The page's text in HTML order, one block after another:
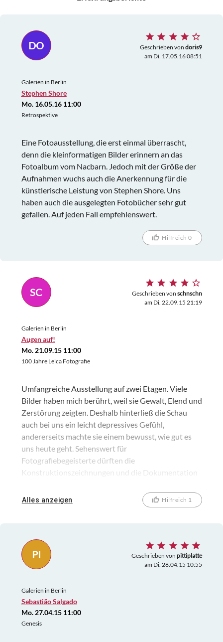
DO Geschrieben von doris9
am Di. 17.05.16 08:51
Galerien in Berlin
Stephen Shore
Mo. 16.05.16 11:00
Retrospektive
Eine Fotoausstellung, die erst einmal überrascht,
denn die kleinformatigen Bilder erinnern an das
Fotoalbum vom Nacbarn. Jedoch mit der Größe der
Aufnahmen wuchs auch die Anerkennung für die
künstlerische Leistung von Stephen Shore. Uns
haben auch die ausgelegten Fotobücher sehr gut
gefallen. Auf jeden Fall empfehlenswert.
Hilfreich 0
SC Geschrieben von schnschn
am Di. 22.09.15 21:19
Galerien in Berlin
Augen auf!
Mo. 21.09.15 11:00
100 Jahre Leica Fotografie
Umfangreiche Ausstellung auf zwei Etagen. Viele
Bilder haben mich berührt, weil sie Gewalt, Elend und
Zerstörung zeigten. Deshalb hinterließ die Schau
auch bei uns ein leicht depressives Gefühl,
andererseits machte sie einem bewusst, wie gut es
uns heute geht. Sehenswert für
Fotografiebegeisterte dürften die
Konstruktionszeichnungen und die Dokumentation
Die verschiedenen Modelle sind in Schaukästen von
allen Seiten zu bewundern. Was uns weniger gut
versehenen Erklärungstafeln zu den einzelnen
Bildern. Da bekommt man Rücken- und
Augenschmerzen, das hätte besser gelöst werden
Alles anzeigen Hilfreich 1
PI Geschrieben von pittiplatte
am Di. 28.04.15 10:55
Galerien in Berlin
Sebastião Salgado
Mo. 27.04.15 11:00
Genesis